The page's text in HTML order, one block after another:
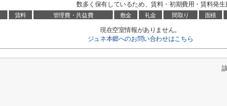
数多く保有しているため、賃料・初期費用・賃料発
賃料 管理費・共益費 敷金 礼金 間取り 面積
現在空室情報がありません。
ジュネ本郷へのお問い合わせはこちら